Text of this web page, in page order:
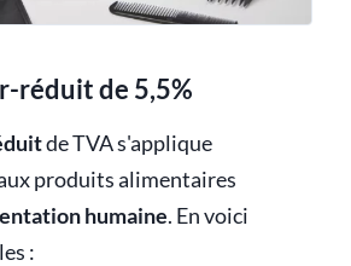
réduit de 5,5%
de TVA s'applique
produits alimentaires
humaine. En voici
: